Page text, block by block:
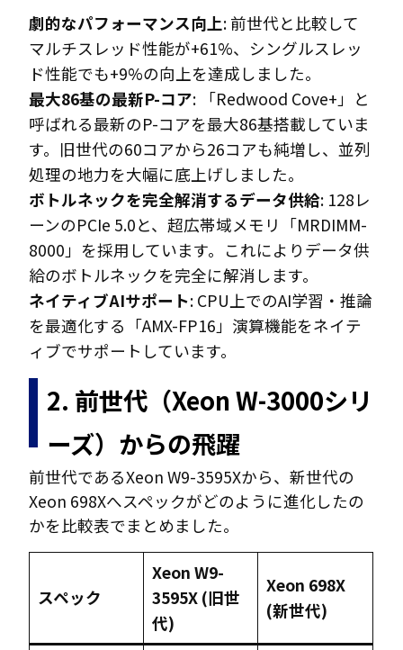
劇的なパフォーマンス向上: 前世代と比較して
マルチスレッド性能が+61%、シングルスレッ
ド性能でも+9%の向上を達成しました。
最大86基の最新P-コア: 「Redwood Cove+」と
呼ばれる最新のP-コアを最大86基搭載していま
す。旧世代の60コアから26コアも純増し、並列
処理の地力を大幅に底上げしました。
ボトルネックを完全解消するデータ供給: 128レ
ーンのPCIe 5.0と、超広帯域メモリ「MRDIMM-
8000」を採用しています。これによりデータ供
給のボトルネックを完全に解消します。
ネイティブAIサポート: CPU上でのAI学習・推論
を最適化する「AMX-FP16」演算機能をネイテ
ィブでサポートしています。
2. 前世代（Xeon W-3000シリ
ーズ）からの飛躍
前世代であるXeon W9-3595Xから、新世代の
Xeon 698Xへスペックがどのように進化したの
かを比較表でまとめました。
スペック
Xeon W9-
3595X (旧世
代)
Xeon 698X
(新世代)